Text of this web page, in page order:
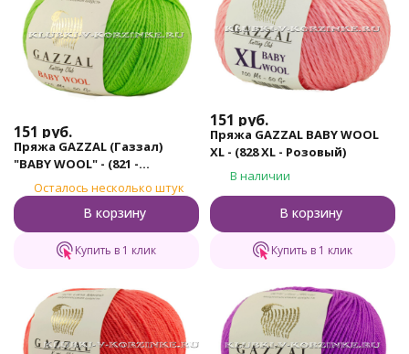
151 руб.
Пряжа GAZZAL (Газзал)
"BABY WOOL" - (821 -
Салатовый)
Осталось несколько штук
В корзину
Купить в 1 клик
151 руб.
Пряжа GAZZAL BABY WOOL
XL - (828 XL - Розовый)
В наличии
В корзину
Купить в 1 клик